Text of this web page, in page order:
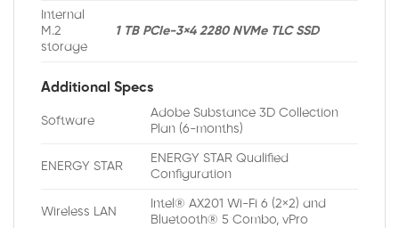
Internal
M.2
storage
1 TB PCIe-3×4 2280 NVMe TLC SSD
Additional Specs
Software
Adobe Substance 3D Collection
Plan (6-months)
ENERGY STAR
ENERGY STAR Qualified
Configuration
Wireless LAN
Intel® AX201 Wi-Fi 6 (2×2) and
Bluetooth® 5 Combo, vPro